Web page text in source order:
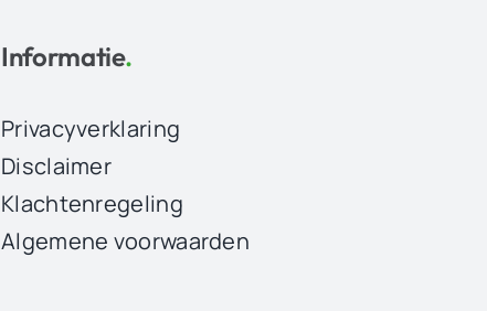
Informatie.
Privacyverklaring
Disclaimer
Klachtenregeling
Algemene voorwaarden